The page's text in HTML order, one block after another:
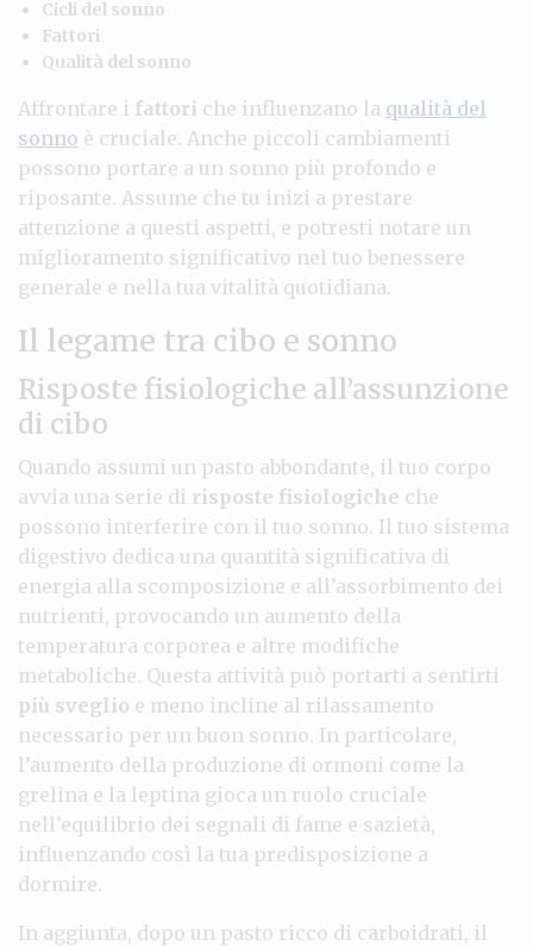
Cicli del sonno
Fattori
Qualità del sonno
Affrontare i fattori che influenzano la qualità del
sonno è cruciale. Anche piccoli cambiamenti
possono portare a un sonno più profondo e
riposante. Assume che tu inizi a prestare
attenzione a questi aspetti, e potresti notare un
miglioramento significativo nel tuo benessere
generale e nella tua vitalità quotidiana.
Il legame tra cibo e sonno
Risposte fisiologiche all’assunzione
di cibo
Quando assumi un pasto abbondante, il tuo corpo
avvia una serie di risposte fisiologiche che
possono interferire con il tuo sonno. Il tuo sistema
digestivo dedica una quantità significativa di
energia alla scomposizione e all’assorbimento dei
nutrienti, provocando un aumento della
temperatura corporea e altre modifiche
metaboliche. Questa attività può portarti a sentirti
più sveglio e meno incline al rilassamento
necessario per un buon sonno. In particolare,
l’aumento della produzione di ormoni come la
grelina e la leptina gioca un ruolo cruciale
nell’equilibrio dei segnali di fame e sazietà,
influenzando così la tua predisposizione a
dormire.
In aggiunta, dopo un pasto ricco di carboidrati, il